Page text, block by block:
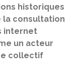
historiques
la consultation
internet
un acteur
collectif